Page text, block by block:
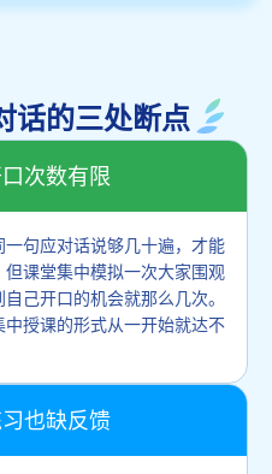
话的三处断点
次数有限
句应对话说够几十遍，才能
课堂集中模拟一次大家围观
己开口的机会就那么几次。
授课的形式从一开始就达不
也缺反馈